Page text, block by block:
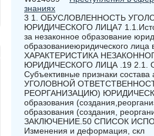
знаниях
3 1. ОБУСЛОВЛЕННОСТЬ
ЮРИДИЧЕСКОГО ЛИЦА7
за незаконное образование
образованиеюридического
ХАРАКТЕРИСТИКА
ЮРИДИЧЕСКОГО ЛИЦА .19 2.1.
Субъективные признаки
УГОЛОВНОЙ
РЕОРГАНИЗАЦИЮ)
образования
образования (создания,
ЗАКЛЮЧЕНИЕ.50 СПИСОК
Изменения и деформация, скл